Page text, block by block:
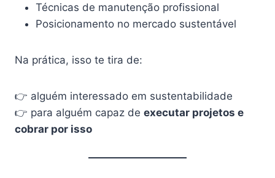
Técnicas de manutenção profissional
Posicionamento no mercado sustentável
Na prática, isso te tira de:
👉 alguém interessado em sustentabilidade
👉 para alguém capaz de executar projetos e
cobrar por isso